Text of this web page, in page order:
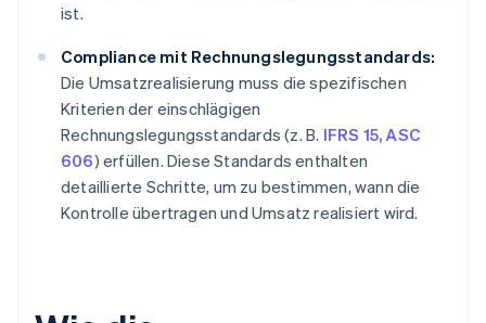
ist.
Compliance mit Rechnungslegungsstandards:
Die Umsatzrealisierung muss die spezifischen
Kriterien der einschlägigen
Rechnungslegungsstandards (z. B. IFRS 15, ASC
606) erfüllen. Diese Standards enthalten
detaillierte Schritte, um zu bestimmen, wann die
Kontrolle übertragen und Umsatz realisiert wird.